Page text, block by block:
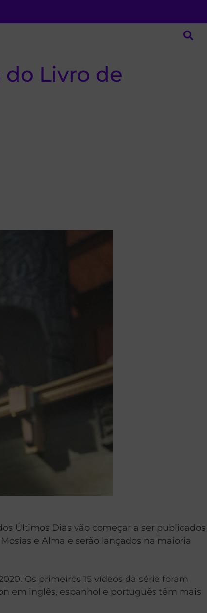
Livro de
Últimos Dias vão começar a ser publicados
e Alma e serão lançados na maioria
Os primeiros 15 vídeos da série foram
em inglês, espanhol e português têm mais